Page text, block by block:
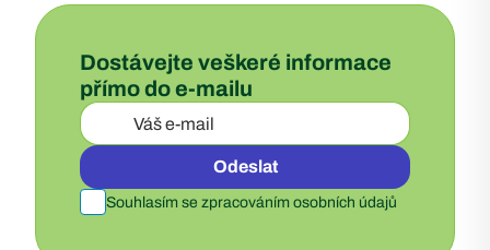
Dostávejte veškeré informace
přímo do e-mailu
Odeslat
Souhlasím se zpracováním osobních údajů